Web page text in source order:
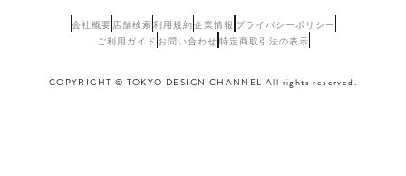
会社概要 店舗検索利用規約企業情報 プライバシーポリシー
ご利用ガイド お問い合わせ 特定商取引法の表示
COPYRIGHT © TOKYO DESIGN CHANNEL All rights reserved.